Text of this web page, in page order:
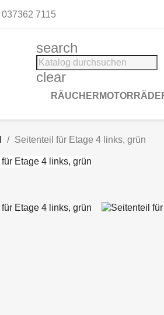
037362 7115
search
clear
Seitenteil für Etage 4 links, grün